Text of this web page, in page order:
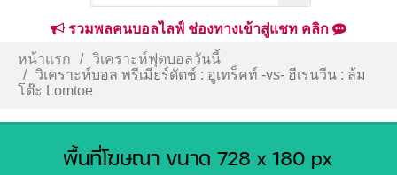
รวมพลคนบอลไลฟ์ ช่องทางเข้าสู่แชท คลิก
หน้าแรก
วิเคราะห์ฟุตบอลวันนี้
วิเคราะห์บอล พรีเมียร์ดัตช์ : อูเทร็คท์ -vs- ฮีเรนวีน : ล้ม
โต๊ะ Lomtoe